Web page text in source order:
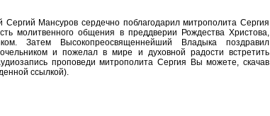
Сергий Мансуров сердечно поблагодарил митрополита Сергия
молитвенного общения в преддверии Рождества Христова,
Затем Высокопреосвященнейший Владыка поздравил
и пожелал в мире и духовной радости встретить
проповеди митрополита Сергия Вы можете, скачав
ссылкой).